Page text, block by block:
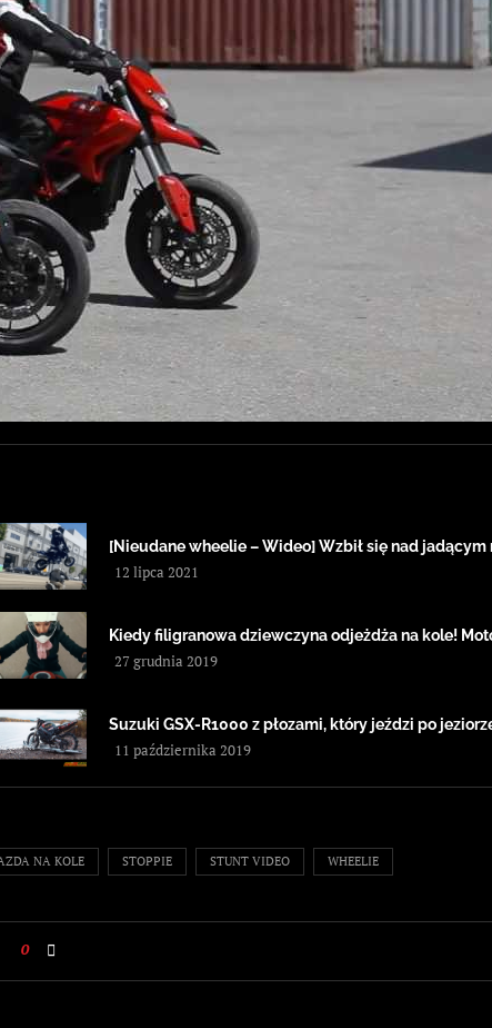
[Nieudane wheelie – Wideo] Wzbił się nad
12 lipca 2021
Kiedy filigranowa dziewczyna odjeżdża na kole!
27 grudnia 2019
Suzuki GSX-R1000 z płozami, który jeździ po
11 października 2019
NA KOLE STOPPIE STUNT VIDEO WHEELIE
0